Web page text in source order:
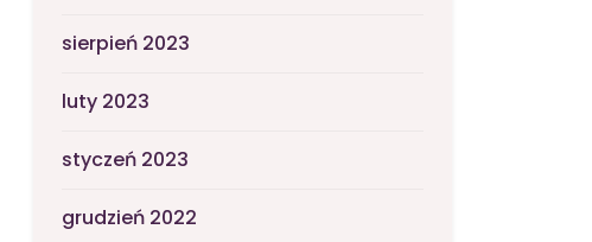
sierpień 2023
luty 2023
styczeń 2023
grudzień 2022